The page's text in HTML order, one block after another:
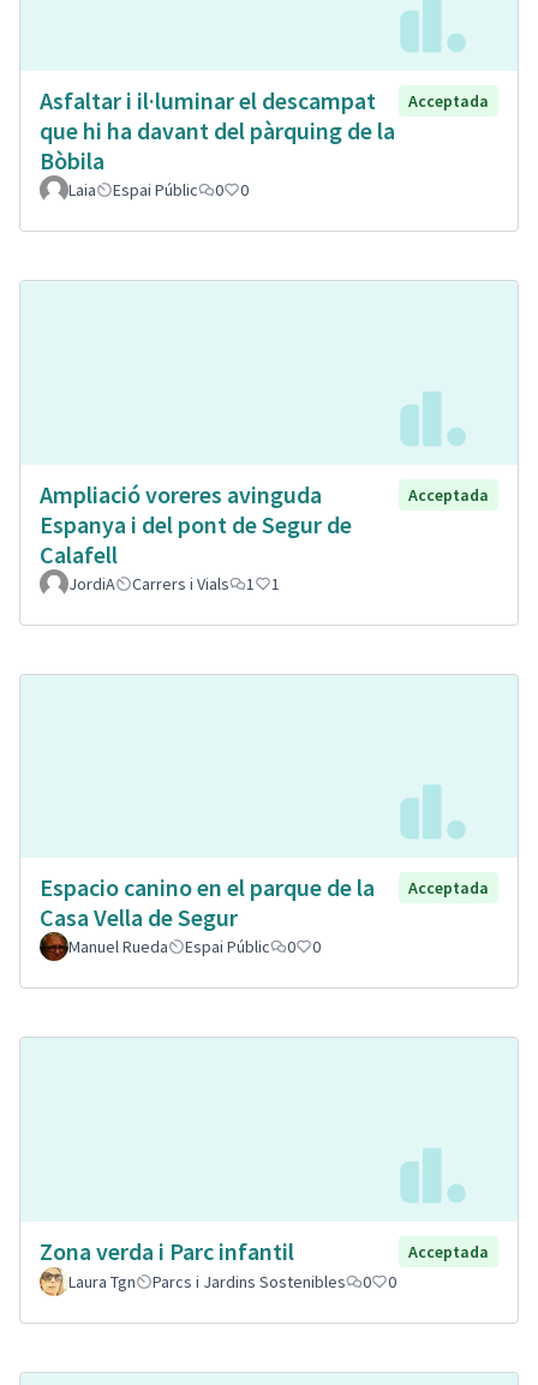
Asfaltar i il·luminar el descampat
que hi ha davant del pàrquing de la
Bòbila
Acceptada
Laia Espai Públic 0 0
Ampliació voreres avinguda
Espanya i del pont de Segur de
Calafell
Acceptada
JordiA Carrers i Vials 1 1
Espacio canino en el parque de la
Casa Vella de Segur
Acceptada
Manuel Rueda Espai Públic 0 0
Zona verda i Parc infantil
Acceptada
Laura Tgn
Parcs i Jardins Sostenibles 0 0